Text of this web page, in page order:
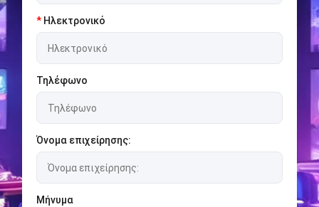
* Ηλεκτρονικό
Τηλέφωνο
Όνομα επιχείρησης:
Μήνυμα